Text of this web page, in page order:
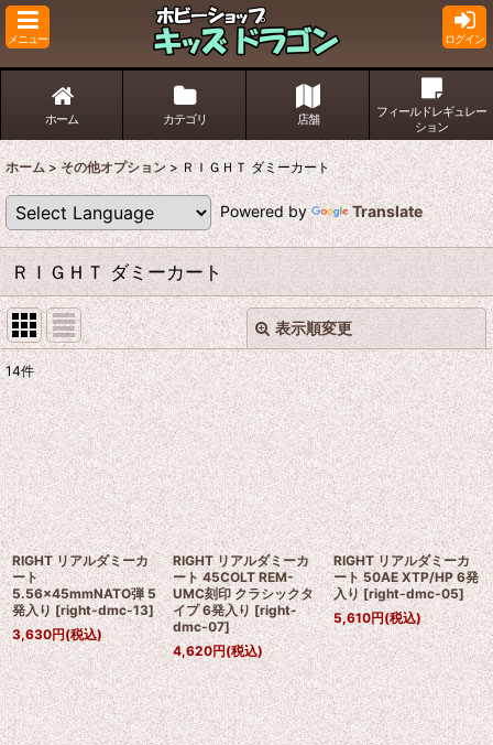
メニュー ログイン
ホーム カテゴリ 店舗
フィールドレギュレー
ション
ホーム > その他オプション > ＲＩＧＨＴ ダミーカート
Powered by Translate
ＲＩＧＨＴ ダミーカート
表示順変更
表示数:
並び順:
絞り込む
閉じる
14件
RIGHT リアルダミーカ
ート
5.56×45mmNATO弾 5
発入り [right-dmc-13]
3,630円(税込)
RIGHT リアルダミーカ
ート 45COLT REM-
UMC刻印 クラシックタ
イプ 6発入り [right-
dmc-07]
4,620円(税込)
RIGHT リアルダミーカ
ート 50AE XTP/HP 6発
入り [right-dmc-05]
5,610円(税込)